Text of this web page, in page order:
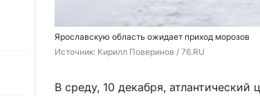
Ярославскую область ожидает приход морозов
Источник: Кирилл Поверинов / 76.RU
В среду, 10 декабря,